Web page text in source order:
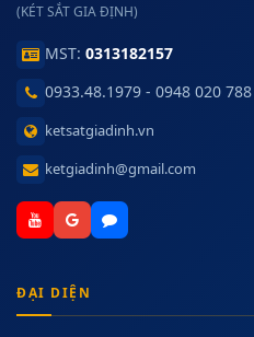
(KÉT SẮT GIA ĐỊNH)
MST: 0313182157
0933.48.1979 - 0948 020 788
ketsatgiadinh.vn
ketgiadinh@gmail.com
ĐẠI DIỆN